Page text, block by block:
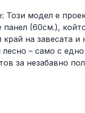
Този модел е
панел (60см.),
на завесата
– само с
за незабавно